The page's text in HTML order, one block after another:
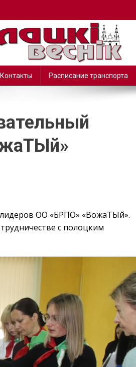
Контакты Расписание транспорта
лидеров ОО «БРПО» «ВожаТЫй».
с полоцким